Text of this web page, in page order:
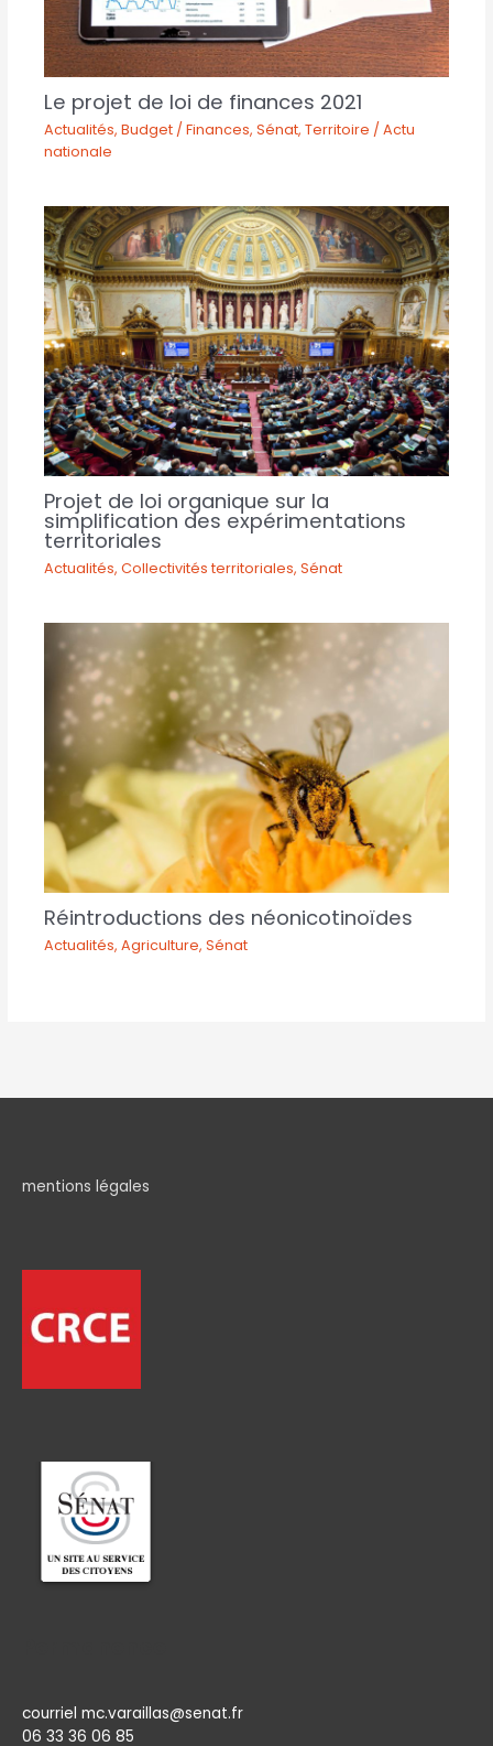
Le projet de loi de finances 2021
Actualités,Budget / Finances,Sénat,Territoire / Actu
nationale
Projet de loi organique sur la
simplification des expérimentations
territoriales
Actualités,Collectivités territoriales,Sénat
Réintroductions des néonicotinoïdes
Actualités,Agriculture,Sénat
mentions légales
courriel mc.varaillas@senat.fr
06 33 36 06 85